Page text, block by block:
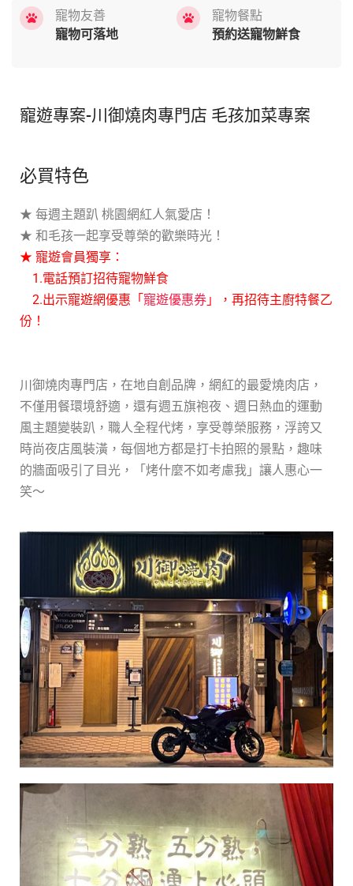
寵物友善
寵物可落地
寵物餐點
預約送寵物鮮食
寵遊專案-川御燒肉專門店 毛孩加菜專案
必買特色
★ 每週主題趴 桃園網紅人氣愛店！
★ 和毛孩一起享受尊榮的歡樂時光！
★ 寵遊會員獨享：
1.電話預訂招待寵物鮮食
2.出示寵遊網優惠「 寵遊優惠券 」，再招待主廚特餐乙
份！
川御燒肉專門店，在地自創品牌，網紅的最愛燒肉店，
不僅用餐環境舒適，還有週五旗袍夜、週日熱血的運動
風主題變裝趴，職人全程代烤，享受尊榮服務，浮誇又
時尚夜店風裝潢，每個地方都是打卡拍照的景點，趣味
的牆面吸引了目光，「烤什麼不如考慮我」讓人惠心一
笑～